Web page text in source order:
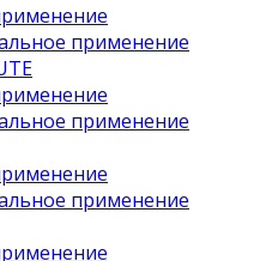
применение
применение
применение